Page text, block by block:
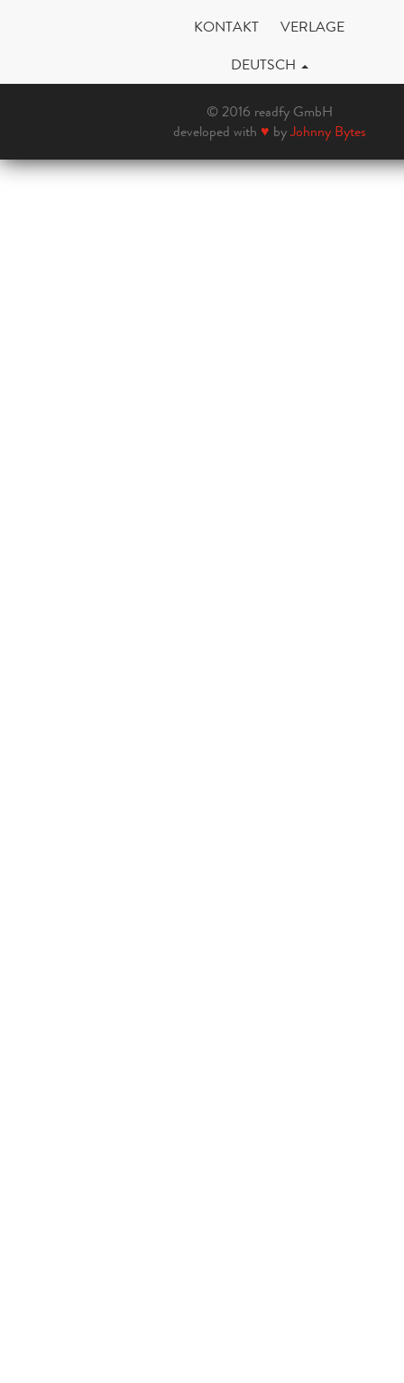
KONTAKT
VERLAGE
DEUTSCH
© 2016 readfy GmbH
developed with ♥ byJohnny Bytes